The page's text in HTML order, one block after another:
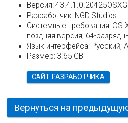
Версия: 43.4.1.0.20425OSXG
Разработчик: NGD Studios
Системные требования: OS
поздняя версия, 64-
Язык интерфейса: Русский,
Размер: 3.65 GB
САЙТ РАЗРАБОТЧИКА
Вернуться на